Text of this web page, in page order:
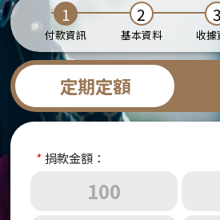
新生活促進會感謝您，
子課後學習
郵局劃撥帳號
社團法人中華民
劃撥帳號
郵局代碼
700
付款資訊 基本資料 收據
定期定額
* 捐款金額：
100